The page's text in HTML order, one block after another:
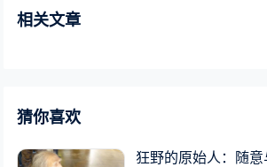
相关文章
猜你喜欢
狂野的原始人：随